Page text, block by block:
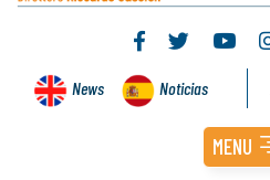
News Noticias
MENU